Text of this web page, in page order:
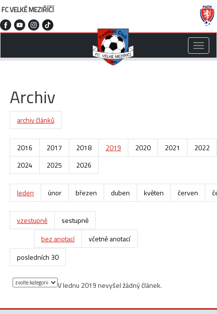
FC VELKÉ MEZIŘÍČÍ
Toggle
Archiv
archiv článků
2016 2017 2018 2019 2020 2021
2022
2024
2025 2026
leden únor březen duben květen červen
vzestupně
sestupně
bez anotací
včetně anotací
posledních 30
V lednu 2019 nevyšel žádný článek.